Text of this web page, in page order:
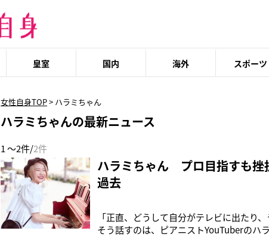
皇室 国内 海外 スポーツ
女性自身TOP> ハラミちゃん
ハラミちゃんの最新ニュース
1 ～2件/2件
ハラミちゃん プロ目指すも挫
過去
「正直、どうして自分がテレビに出たり
そう話すのは、ピアニストYouTuberのハ